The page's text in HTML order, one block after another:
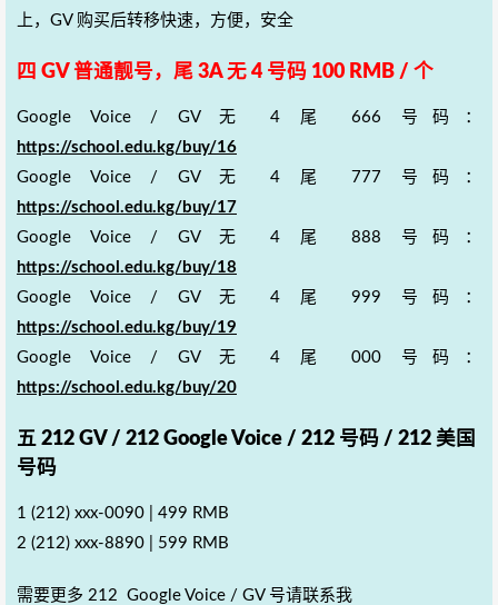
上，GV 购买后转移快速，方便，安全
四 GV 普通靓号，尾 3A 无 4 号码 100 RMB / 个
Google Voice / GV 无 4 尾 666 号码：
https://school.edu.kg/buy/16
Google Voice / GV 无 4 尾 777 号码：
https://school.edu.kg/buy/17
Google Voice / GV 无 4 尾 888 号码：
https://school.edu.kg/buy/18
Google Voice / GV 无 4 尾 999 号码：
https://school.edu.kg/buy/19
Google Voice / GV 无 4 尾 000 号码：
https://school.edu.kg/buy/20
五 212 GV / 212 Google Voice / 212 号码 / 212 美国
号码
1 (212) xxx-0090 | 499 RMB
2 (212) xxx-8890 | 599 RMB
需要更多 212 Google Voice / GV 号请联系我